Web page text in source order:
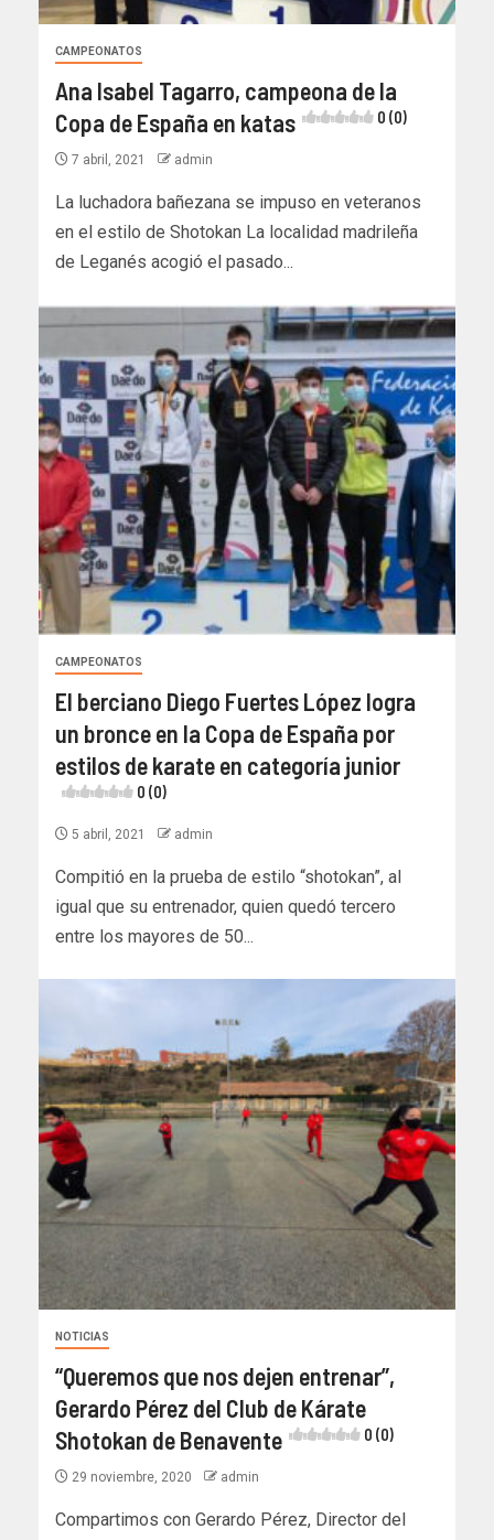
CAMPEONATOS
Ana Isabel Tagarro, campeona de la
Copa de España en katas
0 (0)
7 abril, 2021 admin
La luchadora bañezana se impuso en veteranos
en el estilo de Shotokan La localidad madrileña
de Leganés acogió el pasado...
CAMPEONATOS
El berciano Diego Fuertes López logra
un bronce en la Copa de España por
estilos de karate en categoría junior
0 (0)
5 abril, 2021 admin
Compitió en la prueba de estilo “shotokan”, al
igual que su entrenador, quien quedó tercero
entre los mayores de 50...
NOTICIAS
“Queremos que nos dejen entrenar”,
Gerardo Pérez del Club de Kárate
Shotokan de Benavente
0 (0)
29 noviembre, 2020 admin
Compartimos con Gerardo Pérez, Director del